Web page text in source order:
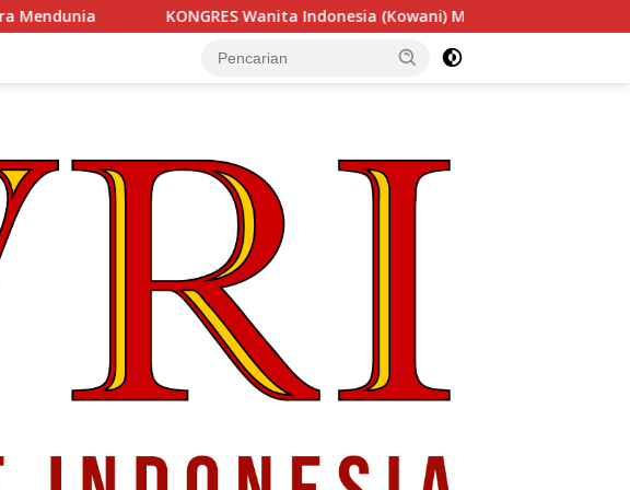
Wanita Indonesia (Kowani) Memperkuat Gerakan ‘Tempe Indonesia Goes to